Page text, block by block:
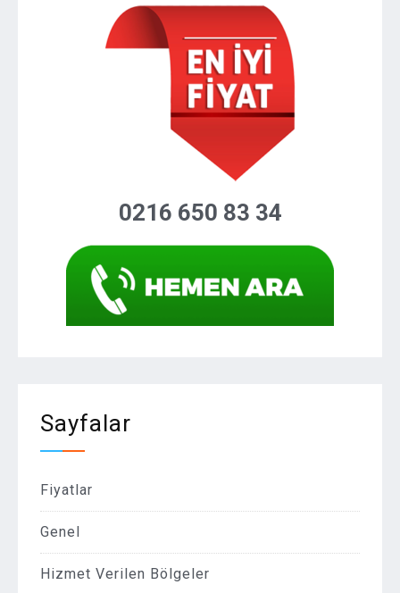
0216 650 83 34
Sayfalar
Fiyatlar
Genel
Hizmet Verilen Bölgeler